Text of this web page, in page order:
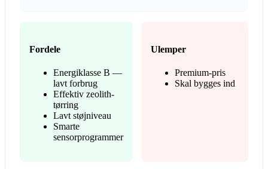
Fordele
Energiklasse B —
lavt forbrug
Effektiv zeolith-
tørring
Lavt støjniveau
Smarte
sensorprogrammer
Ulemper
Premium-pris
Skal bygges ind